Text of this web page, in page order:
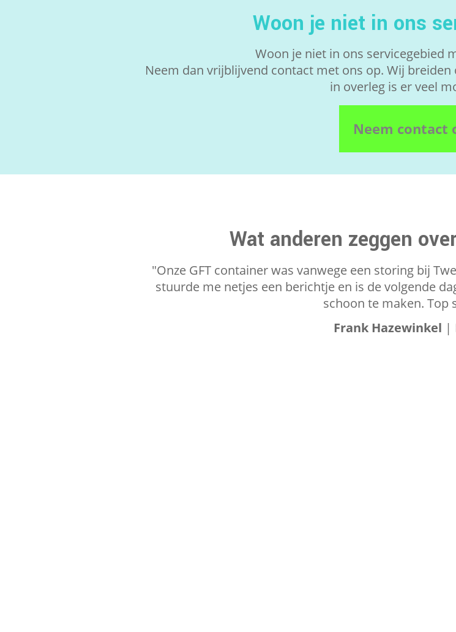
Woon je niet in ons
Woon je niet in ons servicegebied
Neem dan vrijblijvend contact met ons op. Wij
in overleg is er veel
Neem contact
Wat anderen zeggen
"Onze GFT container was vanwege een storing bij
stuurde me netjes een berichtje en is de volgende
schoon te maken. Top
Frank Hazewinkel |